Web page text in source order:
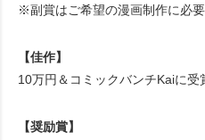
※副賞はご希望の漫画制作に必
【佳作】
10万円＆コミックバンチKaiに受
【奨励賞】